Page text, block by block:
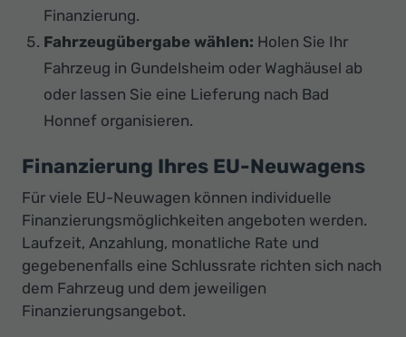
Finanzierung.
Fahrzeugübergabe wählen: Holen Sie Ihr
Fahrzeug in Gundelsheim oder Waghäusel ab
oder lassen Sie eine Lieferung nach Bad
Honnef organisieren.
Finanzierung Ihres EU-Neuwagens
Für viele EU-Neuwagen können individuelle
Finanzierungsmöglichkeiten angeboten werden.
Laufzeit, Anzahlung, monatliche Rate und
gegebenenfalls eine Schlussrate richten sich nach
dem Fahrzeug und dem jeweiligen
Finanzierungsangebot.